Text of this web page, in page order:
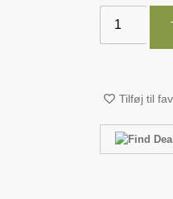
Tilføj til